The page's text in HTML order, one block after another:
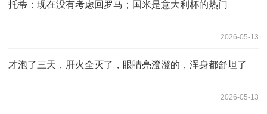
托蒂：现在没有考虑回罗马；国米是意大利杯的热门
2026-05-13
才泡了三天，肝火全灭了，眼睛亮澄澄的，浑身都舒坦了
2026-05-13